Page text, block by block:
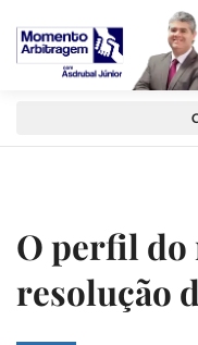
O perfil do
resolução